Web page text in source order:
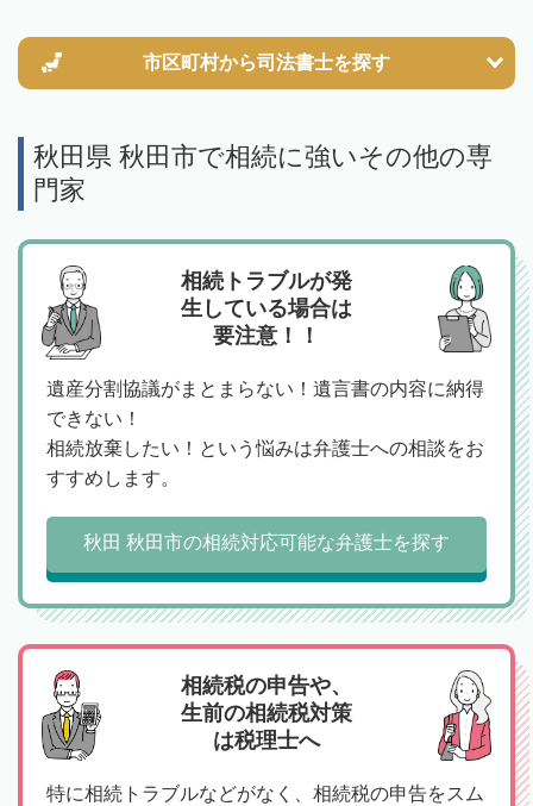
市区町村から司法書士を探す
秋田県 秋田市で相続に強いその他の専
門家
相続トラブルが発
生している場合は
要注意！！
遺産分割協議がまとまらない！遺言書の内容に納得
できない！
相続放棄したい！という悩みは弁護士への相談をお
すすめします。
秋田 秋田市の相続対応可能な弁護士を探す
相続税の申告や、
生前の相続税対策
は税理士へ
特に相続トラブルなどがなく、相続税の申告をスム